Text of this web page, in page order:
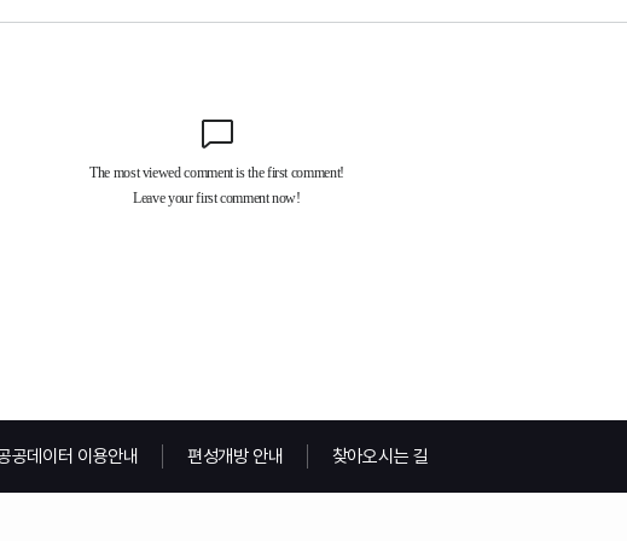
공데이터 이용안내 편성개방 안내 찾아오시는 길